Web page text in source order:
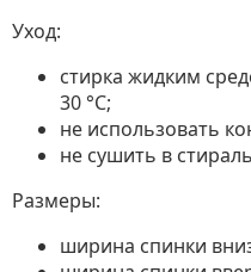
Уход:
стирка жидким
30 °C;
не использовать
не сушить в
Размеры:
ширина спинки